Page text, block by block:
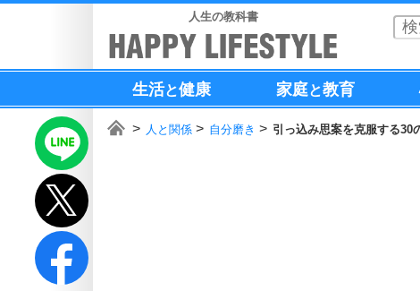
人生の教科書
生活と健康 家庭と教育
人と関係 自分磨き 引っ込み思案を克服する30